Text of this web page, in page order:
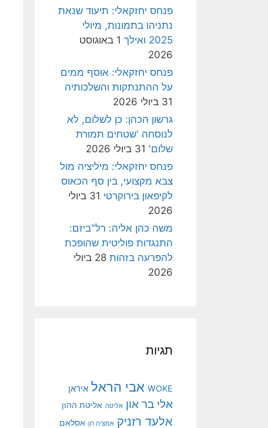
פנחס יחזקאלי: תיעוד שנאת
נתניהו בתמונות, מיולי
2025 ואילך
1 באוגוסט
2026
פנחס יחזקאלי: אוסף ממים
על ההתנתקות והשלכותיה
31 ביולי 2026
גרשון הכהן: כן לשלום, לא
לנוסחה 'שטחים תמורת
שלום' 31 ביולי 2026
פנחס יחזקאלי: מיליציה מול
צבא מקצועי, בין סף הכאוס
לקיפאון בירוקרטי
31 ביולי
2026
משה כהן אליה: רל"ביזם:
התנגדות פוליטית שהופכת
להפרעה בזהות
28 ביולי
2026
תגיות
WOKE אבי הראל איראן
אלי בר און אליטה אליטת ההון
אלעד רזניק אמציה חן אסלאם